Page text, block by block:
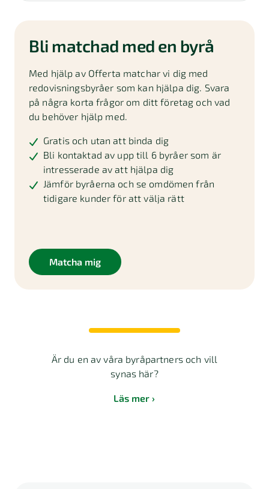
Bli matchad med en byrå
Med hjälp av Offerta matchar vi dig med
redovisningsbyråer som kan hjälpa dig. Svara
på några korta frågor om ditt företag och vad
du behöver hjälp med.
Gratis och utan att binda dig
Bli kontaktad av upp till 6 byråer som är
intresserade av att hjälpa dig
Jämför byråerna och se omdömen från
tidigare kunder för att välja rätt
Matcha mig
Är du en av våra byråpartners och vill
synas här?
Läs mer